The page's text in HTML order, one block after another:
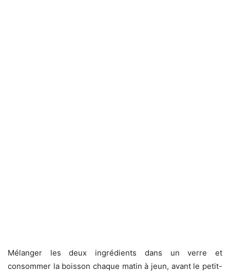
Mélanger les deux ingrédients dans un verre et
consommer la boisson chaque matin à jeun, avant le petit-